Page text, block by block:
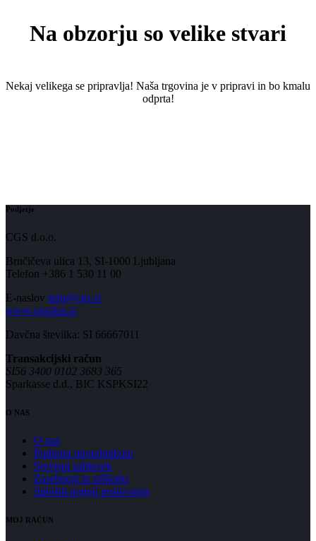
Na obzorju so velike stvari
Nekaj ​​velikega se pripravlja! Naša trgovina je v pripravi in ​​bo kmalu
odprta!
Podjetje
CGS d.o.o.
Brnčičeva ulica 13, SI-1000 Ljubljana
Telefon +386 1 530 11 00
E-naslov info@cgs.si
www.cgsplus.si
Davčna številka: SI 66667011
Transakcijski račun
SI56 3400 0102 3683 365
Sparkasse d.d., BIC KSPKSI22
O NAS
O nas
Podpora uporabnikom
Servisni zahtevek
Zasebnost in piškotki
Splošni pogoji poslovanja
MOJ RAČUN